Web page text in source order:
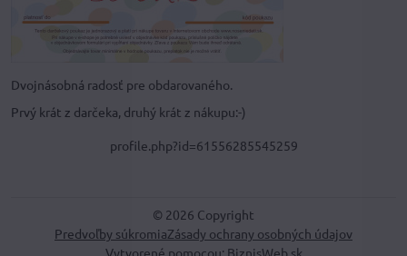
Dvojnásobná radosť pre obdarovaného.
Prvý krát z darčeka, druhý krát z nákupu:-)
profile.php?id=61556285545259
© 2026 Copyright
Predvoľby súkromiaZásady ochrany osobných údajov
Vytvorené pomocou: BiznisWeb.sk